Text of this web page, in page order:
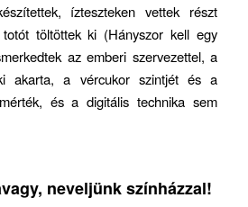
ízteszteken vettek részt
töltöttek ki (Hányszor kell egy
az emberi szervezettel, a
akarta, a vércukor szintjét és a
és a digitális technika sem
neveljünk színházzal!